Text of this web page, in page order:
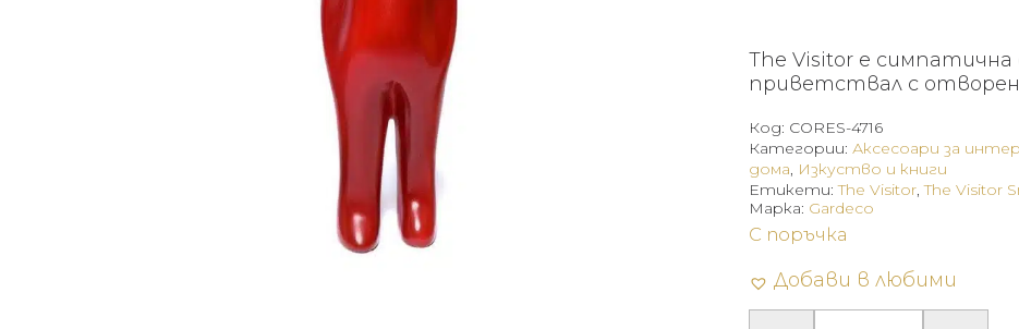
The Visitor е симпатична
приветствал с
Код: CORES-4716
Категории: Аксесоари за
дома, Изкуство и книги
Етикети:The Visitor,The Visitor
С поръчка
Добави в любими
Марка: Gardeco